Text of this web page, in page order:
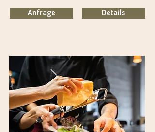
Anfrage Details